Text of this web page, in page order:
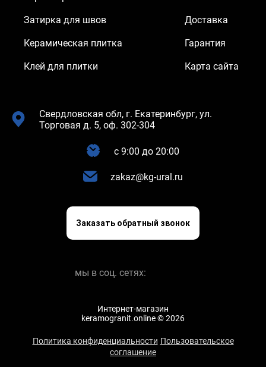
Затирка для швов
Керамическая плитка
Клей для плитки
Доставка
Гарантия
Карта сайта
Свердловская обл, г. Екатеринбург, ул.
Торговая д. 5, оф. 302-304
c 9:00 до 20:00
zakaz@kg-ural.ru
Заказать обратный звонок
мы в соц. сетях:
Интернет-магазин
keramogranit.online © 2026
Политика конфиденциальности Пользовательское
соглашение